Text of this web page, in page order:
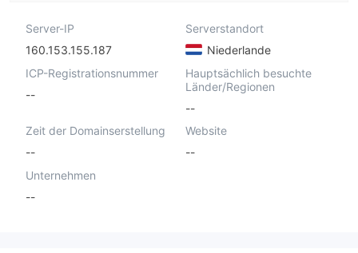
Server-IP
160.153.155.187
Serverstandort
Niederlande
ICP-Registrationsnummer
--
Hauptsächlich besuchte
Länder/Regionen
--
Zeit der Domainserstellung
--
Website
--
Unternehmen
--